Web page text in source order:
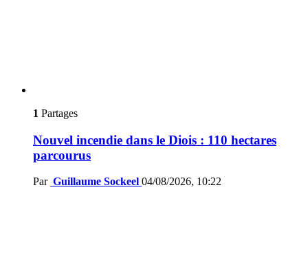
1 Partages
Nouvel incendie dans le Diois : 110 hectares
parcourus
Par Guillaume Sockeel 04/08/2026, 10:22